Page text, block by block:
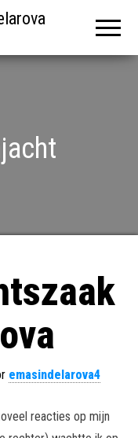
emasindelarova4
reacties op mijn